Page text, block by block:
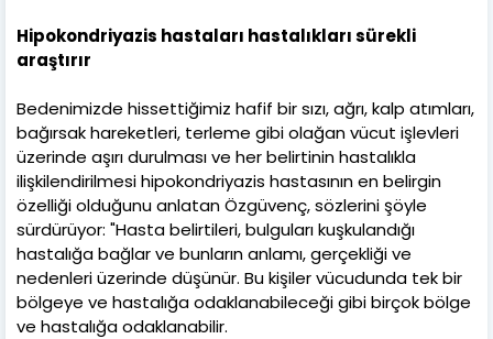
Hipokondriyazis hastaları hastalıkları sürekli
araştırır
Bedenimizde hissettiğimiz hafif bir sızı, ağrı, kalp atımları,
bağırsak hareketleri, terleme gibi olağan vücut işlevleri
üzerinde aşırı durulması ve her belirtinin hastalıkla
ilişkilendirilmesi hipokondriyazis hastasının en belirgin
özelliği olduğunu anlatan Özgüvenç, sözlerini şöyle
sürdürüyor: "Hasta belirtileri, bulguları kuşkulandığı
hastalığa bağlar ve bunların anlamı, gerçekliği ve
nedenleri üzerinde düşünür. Bu kişiler vücudunda tek bir
bölgeye ve hastalığa odaklanabileceği gibi birçok bölge
ve hastalığa odaklanabilir.